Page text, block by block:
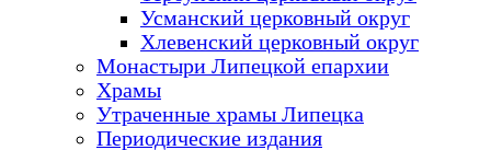
Усманский церковный округ
Хлевенский церковный округ
Монастыри Липецкой епархии
Храмы
Утраченные храмы Липецка
Периодические издания